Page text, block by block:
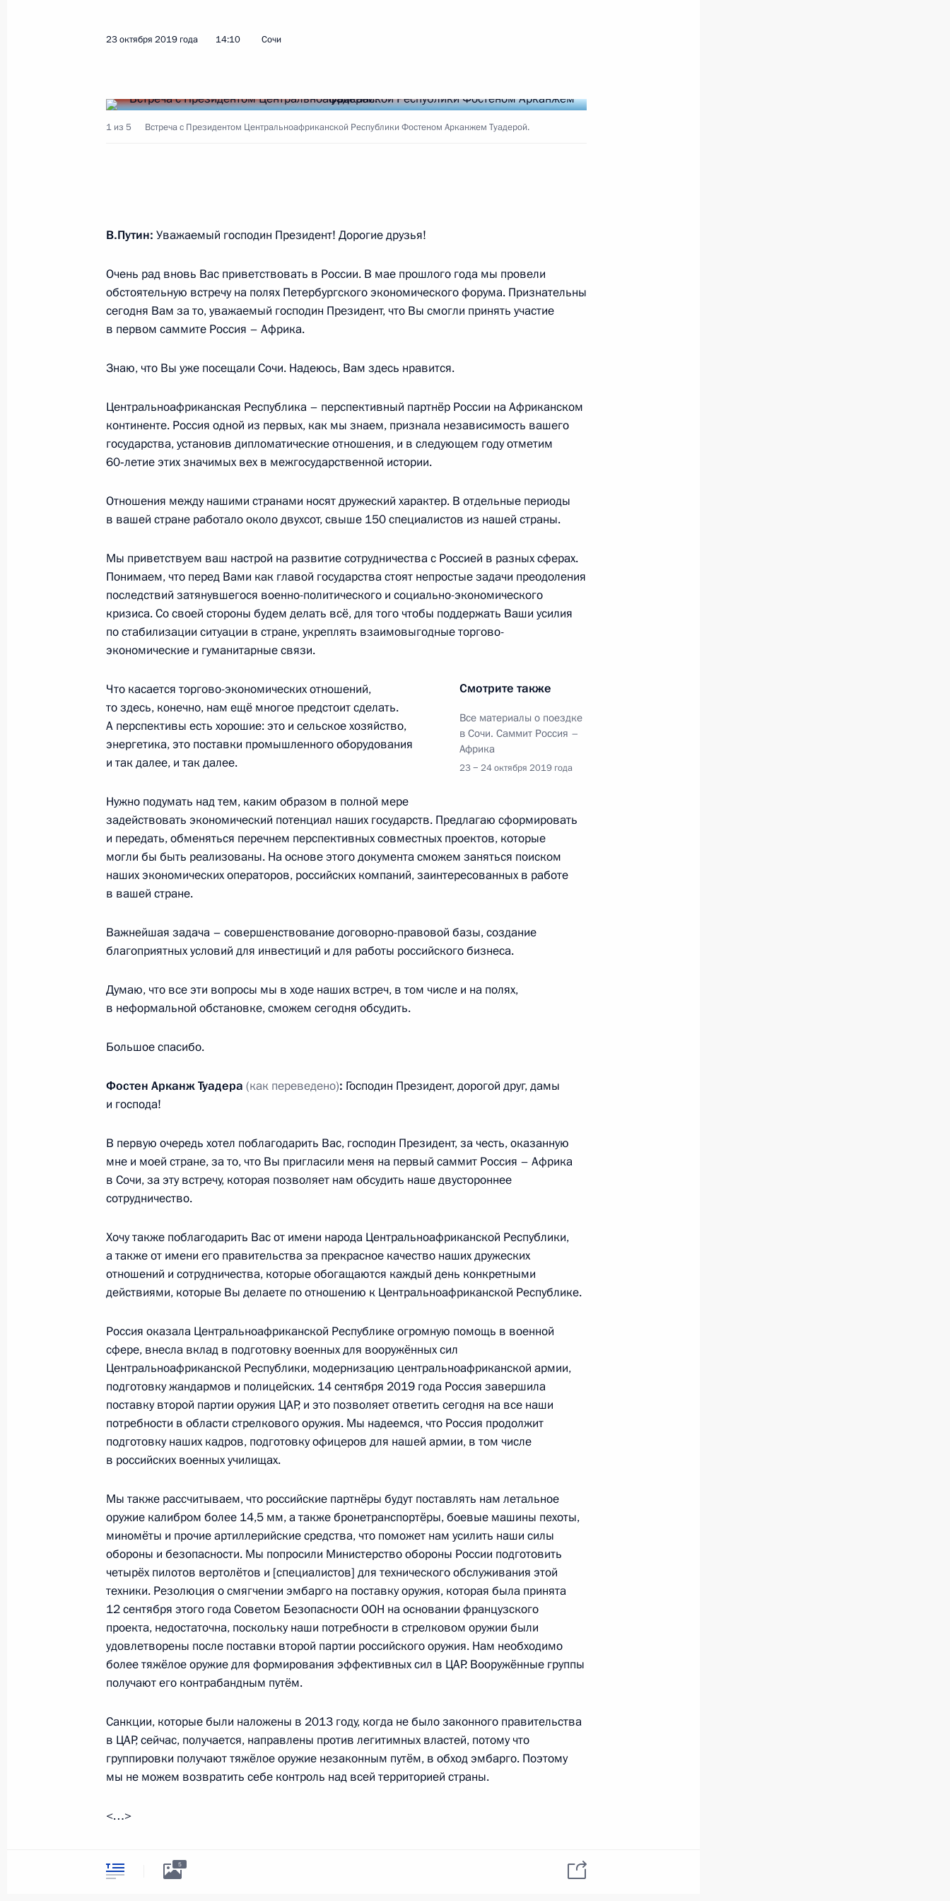
Туадерой
28 января 2026 года, 11:55
16 января состоятся переговоры Владимира Путина
с Президентом ЦАР Фостеном Арканжем Туадерой
15 января 2025 года, 12:00
Республики Фостеном Арканжем Туадерой
20 ноября 2024 года, 12:30
Встреча с Президентом ЦАР Фостеном Туадерой
28 июля 2023 года, 20:45
Телефонный разговор с Президентом Центральноафриканской
Республики Фостеном Арканжем Туадерой
11 ноября 2022 года, 13:25
Телефонный разговор с Президентом Центральноафриканской
Республики Фостеном Арканжем Туадерой
29 ноября 2021 года, 16:15
Встреча с Президентом Центральноафриканской Республики
Фостеном Арканжем Туадерой
23 октября 2019 года, 14:10
Фостеном Арканжем Туадерой
23 мая 2018 года, 20:45
между Российской Федерацией и Европейским союзом
Европейского союза в Республике Чад
и Центральноафриканской Республике (ЕУФОР Чад/ЦАР)»
Дмитрий Медведев направил Вооружённые Силы Российской
Федерации для участия в операции Европейского союза
1 сентября 2008 года, 18:40
Встреча с военнослужащими Военно-Морского Флота
26 июля 2026 года
Разделы сайта
События
Структура
Видео и фото
Документы
Контакты
Поиск
Для СМИ
Версия для людей
с ограниченными
English
Информационные
Президент России
Текущий ресурс
Конституция России
Государственная
символика
Обратиться к Президенту
Президент России —
гражданам школьного
возраста
Виртуальный тур по
Кремлю
Владимир Путин —
Дикая природа России
MAX
ВКонтакте
Rutube
Telegram-канал
YouTube
О портале
Об использовании
информации сайта
О персональных
данных пользователей
Написать в редакцию
23 октября 2019 года 14:10 Сочи
1 из 5 Встреча с Президентом Центральноафриканской Республики Фостеном Арканжем Туадерой.
В.Путин: Уважаемый господин Президент! Дорогие друзья!
Очень рад вновь Вас приветствовать в России. В мае прошлого года мы провели
обстоятельную встречу на полях Петербургского экономического форума. Признательны
сегодня Вам за то, уважаемый господин Президент, что Вы смогли принять участие
в первом саммите Россия – Африка.
Знаю, что Вы уже посещали Сочи. Надеюсь, Вам здесь нравится.
Центральноафриканская Республика – перспективный партнёр России на Африканском
континенте. Россия одной из первых, как мы знаем, признала независимость вашего
государства, установив дипломатические отношения, и в следующем году отметим
60‑летие этих значимых вех в межгосударственной истории.
Отношения между нашими странами носят дружеский характер. В отдельные периоды
в вашей стране работало около двухсот, свыше 150 специалистов из нашей страны.
Мы приветствуем ваш настрой на развитие сотрудничества с Россией в разных сферах.
Понимаем, что перед Вами как главой государства стоят непростые задачи преодоления
последствий затянувшегося военно-политического и социально-экономического
кризиса. Со своей стороны будем делать всё, для того чтобы поддержать Ваши усилия
по стабилизации ситуации в стране, укреплять взаимовыгодные торгово-
экономические и гуманитарные связи.
Смотрите также
Все материалы о поездке
в Сочи. Саммит Россия –
Африка
23 − 24 октября 2019 года
Что касается торгово-экономических отношений,
то здесь, конечно, нам ещё многое предстоит сделать.
А перспективы есть хорошие: это и сельское хозяйство,
энергетика, это поставки промышленного оборудования
и так далее, и так далее.
Нужно подумать над тем, каким образом в полной мере
задействовать экономический потенциал наших государств. Предлагаю сформировать
и передать, обменяться перечнем перспективных совместных проектов, которые
могли бы быть реализованы. На основе этого документа сможем заняться поиском
наших экономических операторов, российских компаний, заинтересованных в работе
в вашей стране.
Важнейшая задача – совершенствование договорно-правовой базы, создание
благоприятных условий для инвестиций и для работы российского бизнеса.
Думаю, что все эти вопросы мы в ходе наших встреч, в том числе и на полях,
в неформальной обстановке, сможем сегодня обсудить.
Большое спасибо.
Фостен Арканж Туадера (как переведено): Господин Президент, дорогой друг, дамы
и господа!
В первую очередь хотел поблагодарить Вас, господин Президент, за честь, оказанную
мне и моей стране, за то, что Вы пригласили меня на первый саммит Россия – Африка
в Сочи, за эту встречу, которая позволяет нам обсудить наше двустороннее
сотрудничество.
Хочу также поблагодарить Вас от имени народа Центральноафриканской Республики,
а также от имени его правительства за прекрасное качество наших дружеских
отношений и сотрудничества, которые обогащаются каждый день конкретными
действиями, которые Вы делаете по отношению к Центральноафриканской Республике.
Россия оказала Центральноафриканской Республике огромную помощь в военной
сфере, внесла вклад в подготовку военных для вооружённых сил
Центральноафриканской Республики, модернизацию центральноафриканской армии,
подготовку жандармов и полицейских. 14 сентября 2019 года Россия завершила
поставку второй партии оружия ЦАР, и это позволяет ответить сегодня на все наши
потребности в области стрелкового оружия. Мы надеемся, что Россия продолжит
подготовку наших кадров, подготовку офицеров для нашей армии, в том числе
в российских военных училищах.
Мы также рассчитываем, что российские партнёры будут поставлять нам летальное
оружие калибром более 14,5 мм, а также бронетранспортёры, боевые машины пехоты,
миномёты и прочие артиллерийские средства, что поможет нам усилить наши силы
обороны и безопасности. Мы попросили Министерство обороны России подготовить
четырёх пилотов вертолётов и [специалистов] для технического обслуживания этой
техники. Резолюция о смягчении эмбарго на поставку оружия, которая была принята
12 сентября этого года Советом Безопасности ООН на основании французского
проекта, недостаточна, поскольку наши потребности в стрелковом оружии были
удовлетворены после поставки второй партии российского оружия. Нам необходимо
более тяжёлое оружие для формирования эффективных сил в ЦАР. Вооружённые группы
получают его контрабандным путём.
Санкции, которые были наложены в 2013 году, когда не было законного правительства
в ЦАР, сейчас, получается, направлены против легитимных властей, потому что
группировки получают тяжёлое оружие незаконным путём, в обход эмбарго. Поэтому
мы не можем возвратить себе контроль над всей территорией страны.
<…>
5